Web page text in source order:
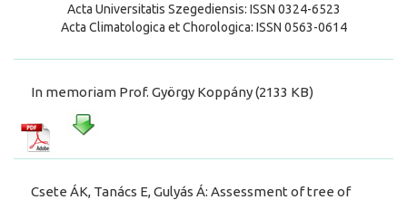
Acta Universitatis Szegediensis: ISSN 0324-6523
Acta Climatologica et Chorologica: ISSN 0563-0614
In memoriam Prof. György Koppány (2133 KB)
Csete ÁK, Tanács E, Gulyás Á: Assessment of tree of